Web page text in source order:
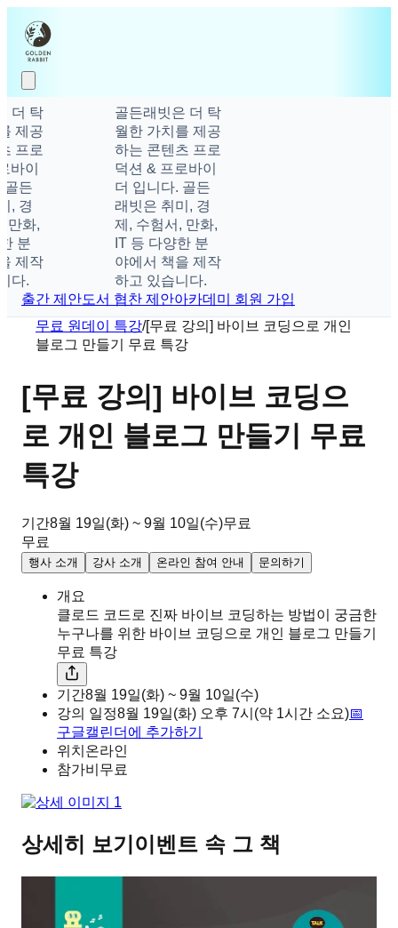
더 탁
제공
프로
바이
든
, 경
화,
분
제작
다.
골든래빗은 더 탁
월한 가치를 제공
하는 콘텐츠 프로
덕션 & 프로바이
더 입니다. 골든
래빗은 취미, 경
제, 수험서, 만화,
IT 등 다양한 분
야에서 책을 제작
하고 있습니다.
출간 제안도서 협찬 제안아카데미 회원 가입
무료 원데이 특강/[무료 강의] 바이브 코딩으로 개인
블로그 만들기 무료 특강
[무료 강의] 바이브 코딩으
로 개인 블로그 만들기 무료
특강
기간8월 19일(화) ~ 9월 10일(수)무료
무료
행사 소개 강사 소개 온라인 참여 안내 문의하기
개요
클로드 코드로 진짜 바이브 코딩하는 방법이 궁금한
누구나를 위한 바이브 코딩으로 개인 블로그 만들기
무료 특강
기간8월 19일(화) ~ 9월 10일(수)
강의 일정8월 19일(화) 오후 7시 (약 1시간 소요)📅
구글캘린더에 추가하기
위치 온라인
참가비 무료
상세히 보기 이벤트 속 그 책